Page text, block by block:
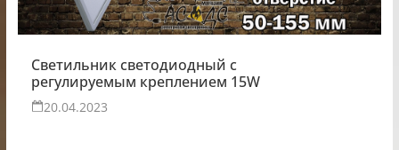
Светильник светодиодный с
регулируемым креплением 15W
20.04.2023